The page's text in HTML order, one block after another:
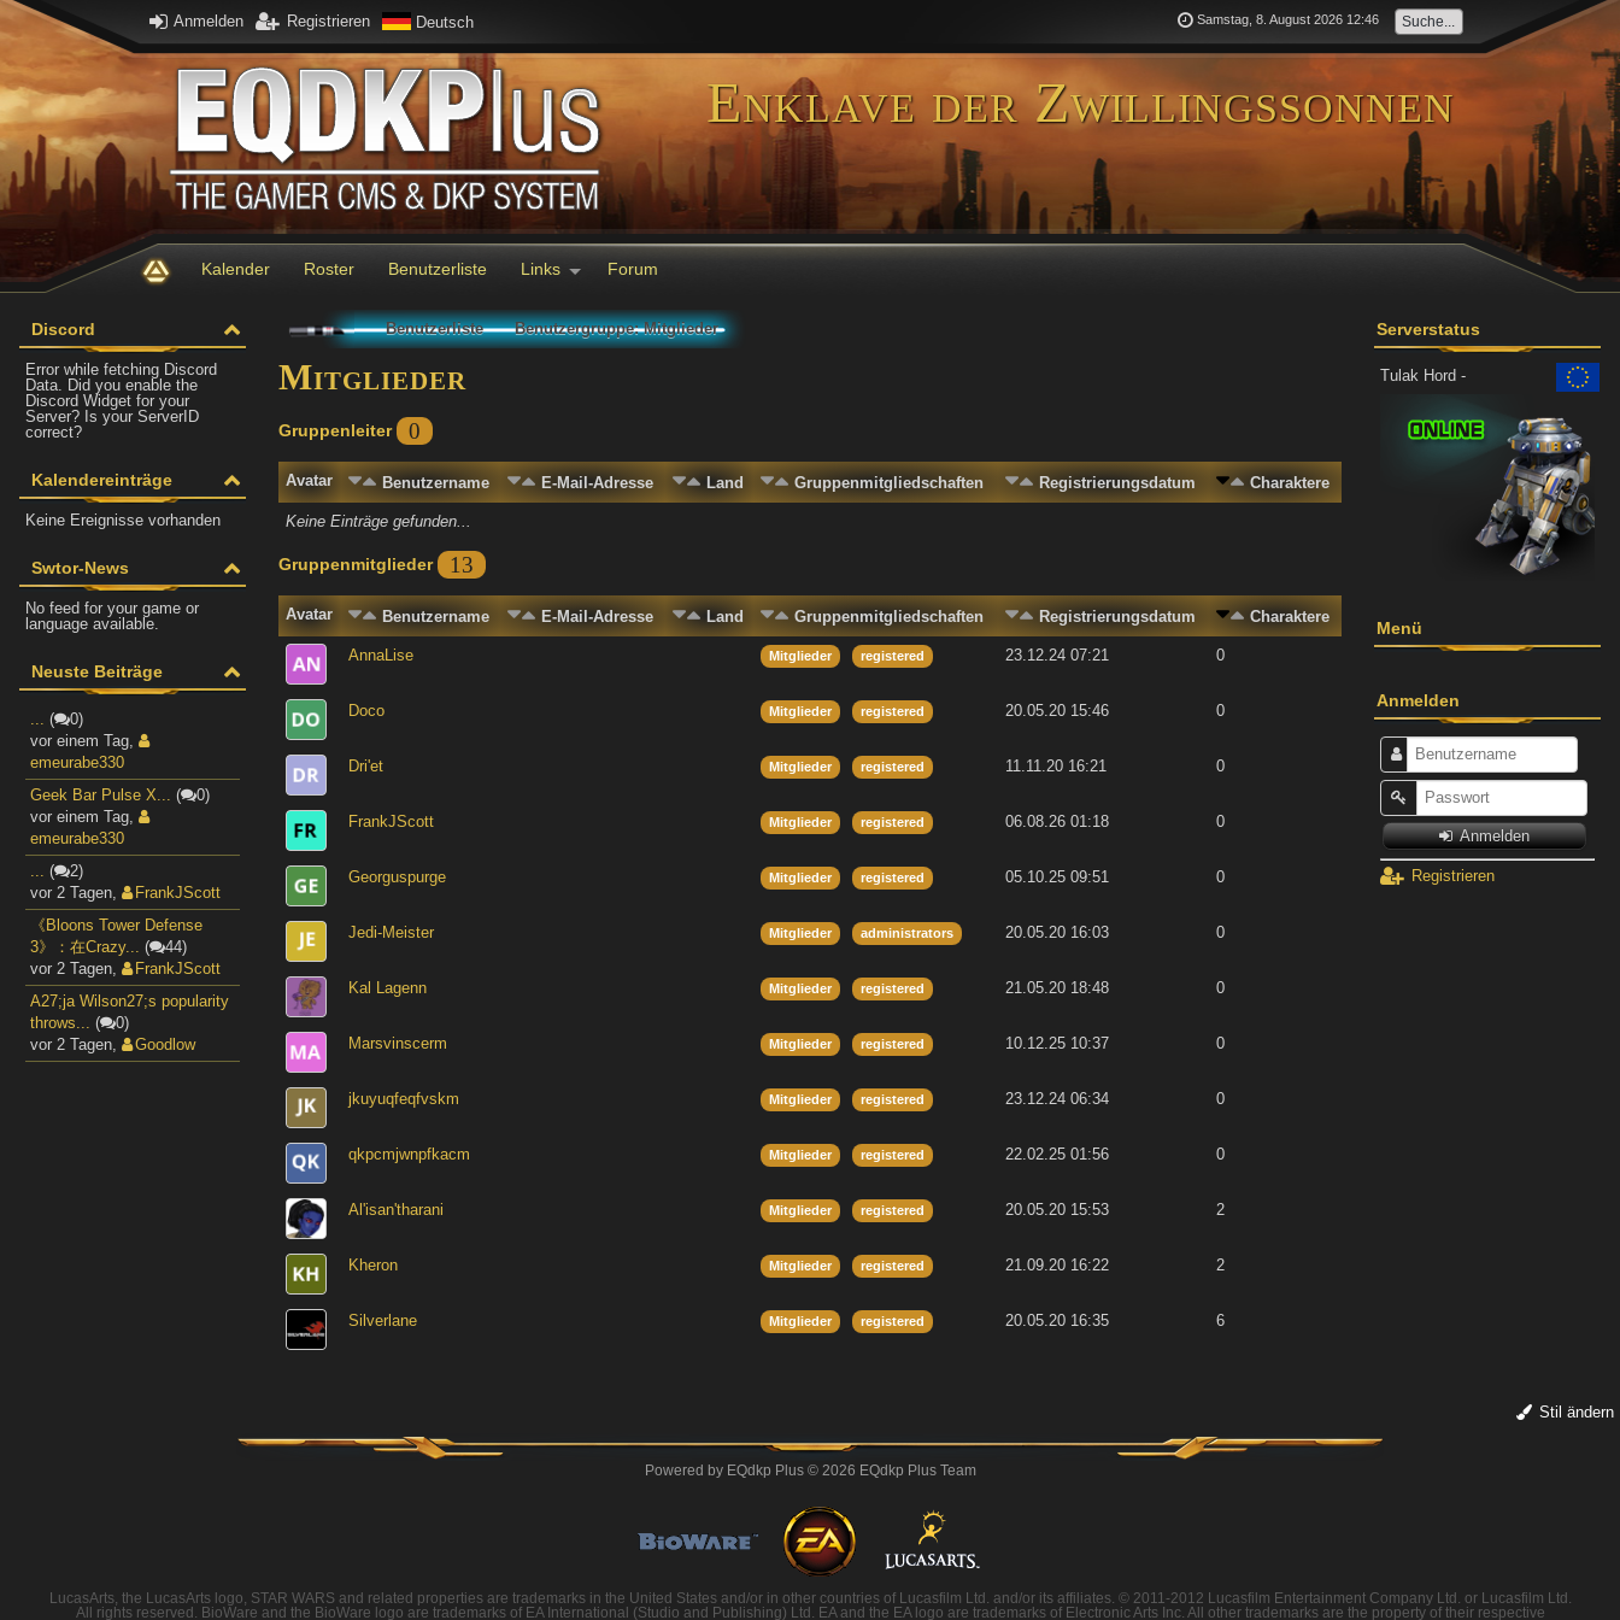
Anmelden Registrieren Deutsch Samstag, 8. August 2026 12:46
Enklave der Zwillingssonnen
Kalender Roster Benutzerliste Links Forum
Discord
Error while fetching Discord
Data. Did you enable the
Discord Widget for your
Server? Is your ServerID
correct?
Kalendereinträge
Keine Ereignisse vorhanden
Swtor-News
No feed for your game or
language available.
Neuste Beiträge
... (
0)
vor einem Tag,
emeurabe330
Geek Bar Pulse X... (
0)
vor einem Tag,
emeurabe330
... (
2)
vor 2 Tagen,
FrankJScott
《Bloons Tower Defense
3》：在Crazy... (
44)
vor 2 Tagen,
FrankJScott
A27;ja Wilson27;s popularity
throws... (
0)
vor 2 Tagen, Goodlow
Benutzerliste Benutzergruppe: Mitglieder
Mitglieder
Gruppenleiter 0
Avatar Benutzername E-Mail-Adresse Land Gruppenmitgliedschaften Registrierungsdatum Charaktere
Keine Einträge gefunden...
Gruppenmitglieder 13
Avatar Benutzername E-Mail-Adresse Land Gruppenmitgliedschaften Registrierungsdatum Charaktere
AnnaLise Mitglieder registered 23.12.24 07:21 0
Doco Mitglieder registered 20.05.20 15:46 0
Dri'et Mitglieder registered 11.11.20 16:21 0
FrankJScott Mitglieder registered 06.08.26 01:18 0
Georguspurge Mitglieder registered 05.10.25 09:51 0
Jedi-Meister Mitglieder administrators 20.05.20 16:03 0
Kal Lagenn Mitglieder registered 21.05.20 18:48 0
Marsvinscerm Mitglieder registered 10.12.25 10:37 0
jkuyuqfeqfvskm Mitglieder registered 23.12.24 06:34 0
qkpcmjwnpfkacm Mitglieder registered 22.02.25 01:56 0
Al'isan'tharani Mitglieder registered 20.05.20 15:53 2
Kheron Mitglieder registered 21.09.20 16:22 2
Silverlane Mitglieder registered 20.05.20 16:35 6
Serverstatus
Tulak Hord -
Menü
Anmelden
Anmelden
Registrieren
Stil ändern
Powered by EQdkp Plus© 2026 EQdkp Plus Team
LucasArts, the LucasArts logo, STAR WARS and related properties are trademarks in the United States and/or in other countries of Lucasfilm Ltd. and/or its affiliates. © 2011-2012 Lucasfilm Entertainment Company Ltd. or Lucasfilm Ltd.
All rights reserved. BioWare and the BioWare logo are trademarks of EA International (Studio and Publishing) Ltd. EA and the EA logo are trademarks of Electronic Arts Inc. All other trademarks are the property of their respective